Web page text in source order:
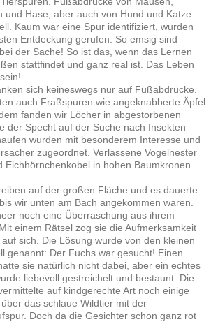
und Hase, aber auch von Hund und Katze
Kaum war eine Spur identifiziert, wurden
Entdeckung gerufen. So emsig sind
der Sache! So ist das, wenn das Lernen
stattfindet und ganz real ist. Das Leben
sich keineswegs nur auf Fußabdrücke.
auch Fraßspuren wie angeknabberte Äpfel
fanden wir Löcher in abgestorbenen
der Specht auf der Suche nach Insekten
wurden mit besonderem Interesse und
zugeordnet. Verlassene Vogelnester
Eichhörnchenkobel in hohen Baumkronen
auf der großen Fläche und es dauerte
wir unten am Bach angekommen waren.
noch eine Überraschung aus ihrem
einem Rätsel zog sie die Aufmerksamkeit
sich. Die Lösung wurde von den kleinen
genannt: Der Fuchs war gesucht! Einen
sie natürlich nicht dabei, aber ein echtes
liebevoll gestreichelt und bestaunt. Die
auf kindgerechte Art noch einige
das schlaue Wildtier mit der
Doch da die Gesichter schon ganz rot